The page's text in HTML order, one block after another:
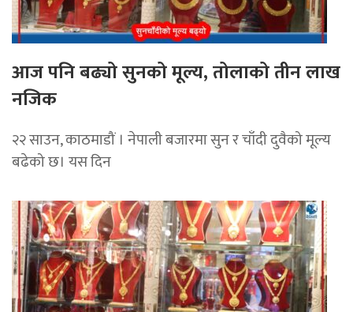
आज पनि बढ्यो सुनको मूल्य, तोलाको तीन लाख
नजिक
२२ साउन, काठमाडौं । नेपाली बजारमा सुन र चाँदी दुवैको मूल्य
बढेको छ। यस दिन